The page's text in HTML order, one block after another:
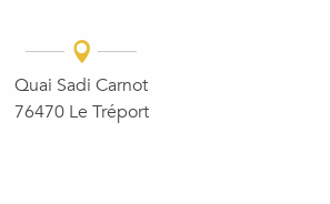
Quai Sadi Carnot
76470 Le Tréport